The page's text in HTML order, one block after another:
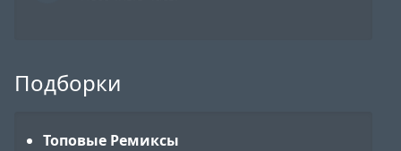
Подборки
Топовые Ремиксы